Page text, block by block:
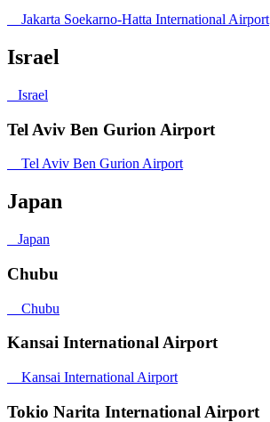
Jakarta Soekarno-Hatta International Airport
Israel
Israel
Tel Aviv Ben Gurion Airport
Tel Aviv Ben Gurion Airport
Japan
Japan
Chubu
Chubu
Kansai International Airport
Kansai International Airport
Tokio Narita International Airport